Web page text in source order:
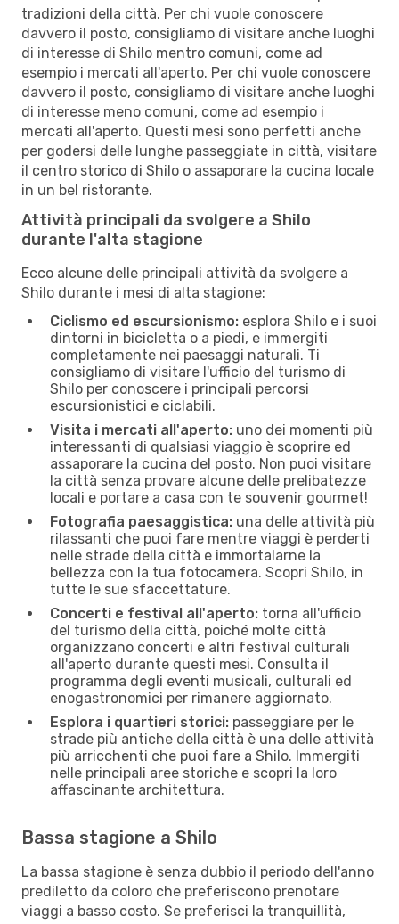
tradizioni della città. Per chi vuole conoscere
davvero il posto, consigliamo di visitare anche luoghi
di interesse di Shilo mentro comuni, come ad
esempio i mercati all'aperto. Per chi vuole conoscere
davvero il posto, consigliamo di visitare anche luoghi
di interesse meno comuni, come ad esempio i
mercati all'aperto. Questi mesi sono perfetti anche
per godersi delle lunghe passeggiate in città, visitare
il centro storico di Shilo o assaporare la cucina locale
in un bel ristorante.
Attività principali da svolgere a Shilo
durante l'alta stagione
Ecco alcune delle principali attività da svolgere a
Shilo durante i mesi di alta stagione:
Ciclismo ed escursionismo: esplora Shilo e i suoi
dintorni in bicicletta o a piedi, e immergiti
completamente nei paesaggi naturali. Ti
consigliamo di visitare l'ufficio del turismo di
Shilo per conoscere i principali percorsi
escursionistici e ciclabili.
Visita i mercati all'aperto: uno dei momenti più
interessanti di qualsiasi viaggio è scoprire ed
assaporare la cucina del posto. Non puoi visitare
la città senza provare alcune delle prelibatezze
locali e portare a casa con te souvenir gourmet!
Fotografia paesaggistica: una delle attività più
rilassanti che puoi fare mentre viaggi è perderti
nelle strade della città e immortalarne la
bellezza con la tua fotocamera. Scopri Shilo, in
tutte le sue sfaccettature.
Concerti e festival all'aperto: torna all'ufficio
del turismo della città, poiché molte città
organizzano concerti e altri festival culturali
all'aperto durante questi mesi. Consulta il
programma degli eventi musicali, culturali ed
enogastronomici per rimanere aggiornato.
Esplora i quartieri storici: passeggiare per le
strade più antiche della città è una delle attività
più arricchenti che puoi fare a Shilo. Immergiti
nelle principali aree storiche e scopri la loro
affascinante architettura.
Bassa stagione a Shilo
La bassa stagione è senza dubbio il periodo dell'anno
prediletto da coloro che preferiscono prenotare
viaggi a basso costo. Se preferisci la tranquillità,